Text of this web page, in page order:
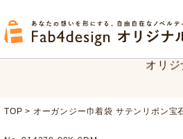
オリ
オリジ
TOP > オーガンジー巾着袋 サテンリボン宝